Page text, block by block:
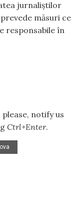
jurnaliștilor
măsuri ce
responsabile în
notify us
Ctrl+Enter.